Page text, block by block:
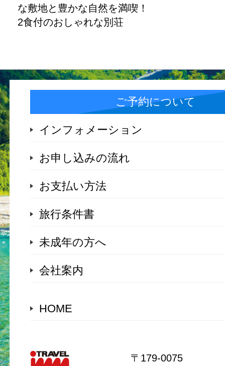
な敷地と豊かな自然を満喫！
2食付のおしゃれな別荘
ご予約について
インフォメーション
お申し込みの流れ
お支払い方法
旅行条件書
未成年の方へ
会社案内
HOME
〒179-0075